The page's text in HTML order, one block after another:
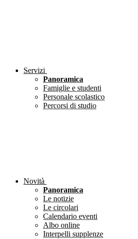
Servizi
Panoramica
Famiglie e studenti
Personale scolastico
Percorsi di studio
Novità
Panoramica
Le notizie
Le circolari
Calendario eventi
Albo online
Interpelli supplenze